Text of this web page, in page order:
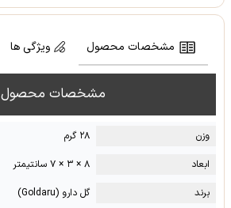
مشخصات محصول ویژگی ها
مشخصات محصول
وزن
۲۸ گرم
ابعاد
۸ × ۳ × ۷ سانتیمتر
برند
گل دارو (Goldaru)